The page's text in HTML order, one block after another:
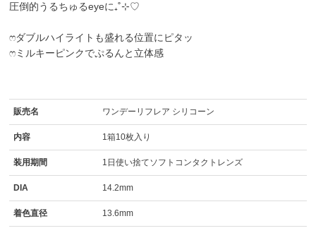
圧倒的うるちゅるeyeに₊˚⊹♡
ෆダブルハイライトも盛れる位置にピタッ
ෆミルキーピンクでぷるんと立体感
販売名 ワンデーリフレア シリコーン
内容 1箱10枚入り
装用期間 1日使い捨てソフトコンタクトレンズ
DIA 14.2mm
着色直径 13.6mm